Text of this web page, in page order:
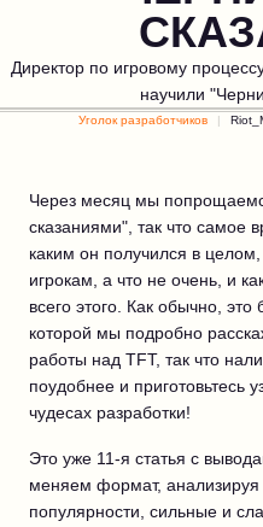
Директор по игровому
научили
Уголок разработчиков
Через месяц мы
сказаниями", так что самое
каким он получился в
игрокам, а что не очень, и
всего этого. Как обычно, это
которой мы подробно
работы над TFT, так что
поудобнее и приготовьтесь
чудесах разработки!
Это уже 11-я статья с
меняем формат,
популярности, сильные и